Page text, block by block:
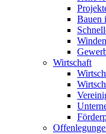
Bauen
Wirtschaft